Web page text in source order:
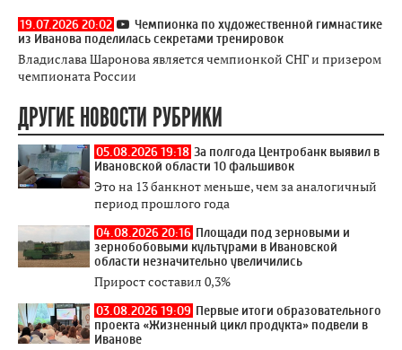
19.07.2026 20:02
Чемпионка по художественной гимнастике
из Иванова поделилась секретами тренировок
Владислава Шаронова является чемпионкой СНГ и призером
чемпионата России
ДРУГИЕ НОВОСТИ РУБРИКИ
05.08.2026 19:18 За полгода Центробанк выявил в
Ивановской области 10 фальшивок
Это на 13 банкнот меньше, чем за аналогичный
период прошлого года
04.08.2026 20:16 Площади под зерновыми и
зернобобовыми культурами в Ивановской
области незначительно увеличились
Прирост составил 0,3%
03.08.2026 19:09 Первые итоги образовательного
проекта «Жизненный цикл продукта» подвели в
Иванове